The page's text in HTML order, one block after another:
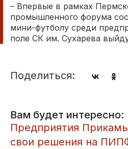
– Впервые в рамках
промышленного форума
мини-футболу среди
поле СК им. Сухарева
Поделиться:
Вам будет интересно:
Предприятия
свои решения на